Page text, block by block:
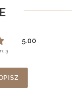
5.00
3